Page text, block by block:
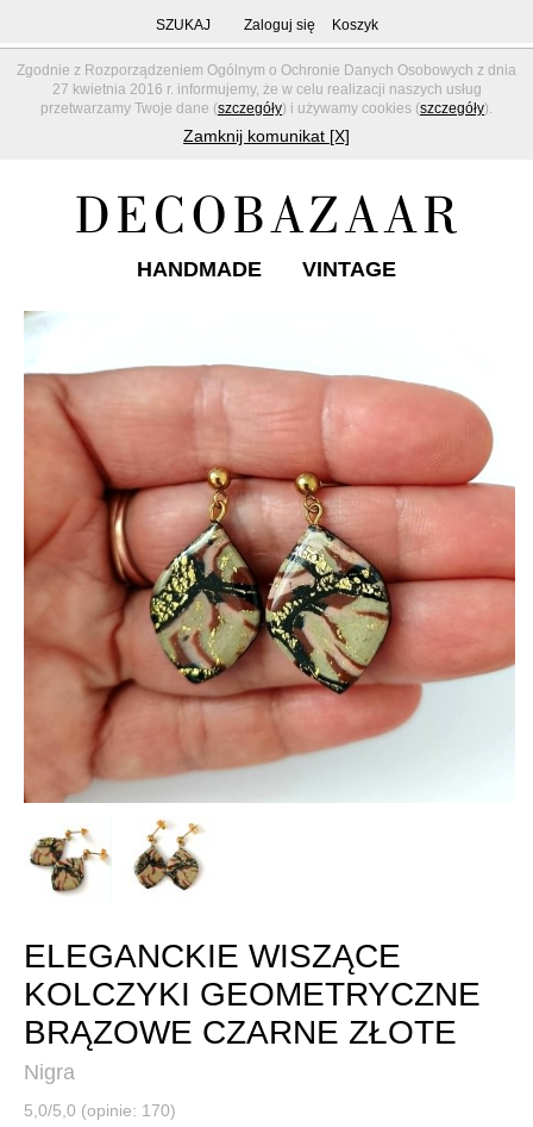
Zgodnie z Rozporządzeniem Ogólnym o Ochronie Danych Osobowych z dnia
27 kwietnia 2016 r. informujemy, że w celu realizacji naszych usług
przetwarzamy Twoje dane (szczegóły) i używamy cookies (szczegóły).
Zamknij komunikat [X]
SZUKAJ Zaloguj się Koszyk
HANDMADE VINTAGE
ELEGANCKIE WISZĄCE
KOLCZYKI GEOMETRYCZNE
BRĄZOWE CZARNE ZŁOTE
Nigra
5,0/5,0 (opinie: 170)